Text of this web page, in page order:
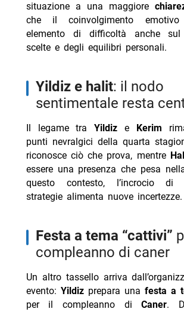
situazione a una maggiore
che il coinvolgimento
elemento di difficoltà anche
scelte e degli equilibri personali.
yildiz e halit: il nodo
sentimentale resta
Il legame traYildiz e Kerim
punti nevralgici della quarta
riconosce ciò che prova, mentre
essere una presenza che pesa
questo contesto, l’incrocio di
strategie alimenta nuove incertezze.
festa a tema “cattivi”
compleanno di caner
Un altro tassello arriva
evento: Yildizprepara unafesta a
per il compleanno diCaner.